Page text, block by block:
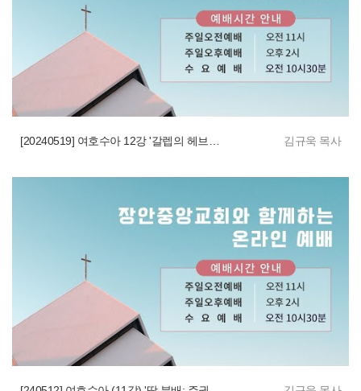
김규욱 목사